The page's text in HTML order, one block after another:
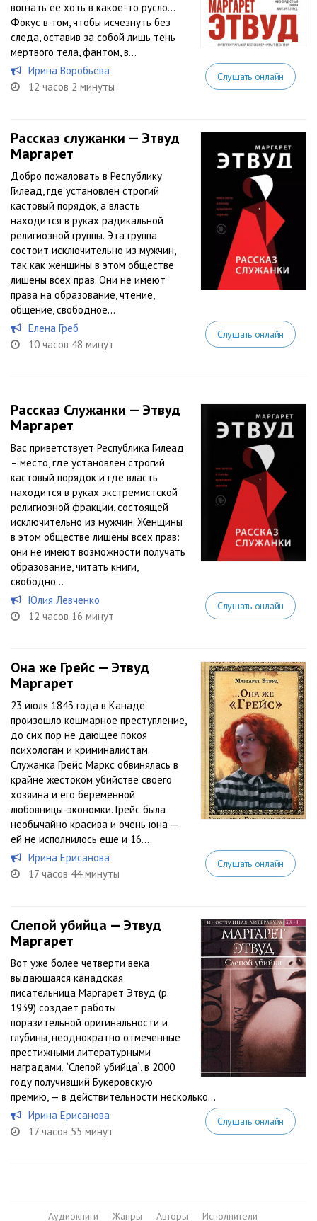
вогнать ее хоть в какое-то русло…
Фокус в том, чтобы исчезнуть без
следа, оставив за собой лишь тень
мертвого тела, фантом, в...
Ирина Воробьёва
12 часов 2 минуты
Слушать онлайн
Рассказ служанки — Этвуд
Маргарет
Добро пожаловать в Республику
Гилеад, где установлен строгий
кастовый порядок, а власть
находится в руках радикальной
религиозной группы. Эта группа
состоит исключительно из мужчин,
так как женщины в этом обществе
лишены всех прав. Они не имеют
права на образование, чтение,
общение, свободное...
Елена Греб
10 часов 48 минут
Слушать онлайн
Рассказ Служанки — Этвуд
Маргарет
Вас приветствует Республика Гилеад
– место, где установлен строгий
кастовый порядок и где власть
находится в руках экстремистской
религиозной фракции, состоящей
исключительно из мужчин. Женщины
в этом обществе лишены всех прав:
они не имеют возможности получать
образование, читать книги,
свободно...
Юлия Левченко
12 часов 16 минут
Слушать онлайн
Она же Грейс — Этвуд
Маргарет
23 июля 1843 года в Канаде
произошло кошмарное преступление,
до сих пор не дающее покоя
психологам и криминалистам.
Служанка Грейс Маркс обвинялась в
крайне жестоком убийстве своего
хозяина и его беременной
любовницы-экономки. Грейс была
необычайно красива и очень юна —
ей не исполнилось еще и 16...
Ирина Ерисанова
17 часов 44 минуты
Слушать онлайн
Слепой убийца — Этвуд
Маргарет
Вот уже более четверти века
выдающаяся канадская
писательница Маргарет Этвуд (р.
1939) создает работы
поразительной оригинальности и
глубины, неоднократно отмеченные
престижными литературными
наградами. `Слепой убийца`, в 2000
году получивший Букеровскую
премию, — в действительности несколько...
Ирина Ерисанова
17 часов 55 минут
Слушать онлайн
Аудиокниги Жанры Авторы Исполнители